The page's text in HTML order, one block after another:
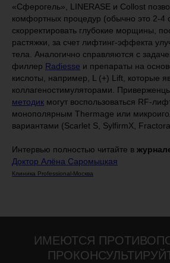
«Сферогель», LINERASE и Collost
комфортных процедур (обычно это 2-4
скорректировать глубокие морщины,
растяжки, за счет лифтинг-эффекта
тела. Аналогично справляются с
филлер Radiesse и препараты на
кислоты, например, L (+) Lift, которые
коллагеностимуляторами.
методик могут воспользоваться RF-
монополярным Thermage или
вариантами (Scarlet S, SylfirmX,
Интервью полностью читайте в
Доктор Алёна Саромыцкая
Клиника Professional-Москва
ИМЕЮТСЯ